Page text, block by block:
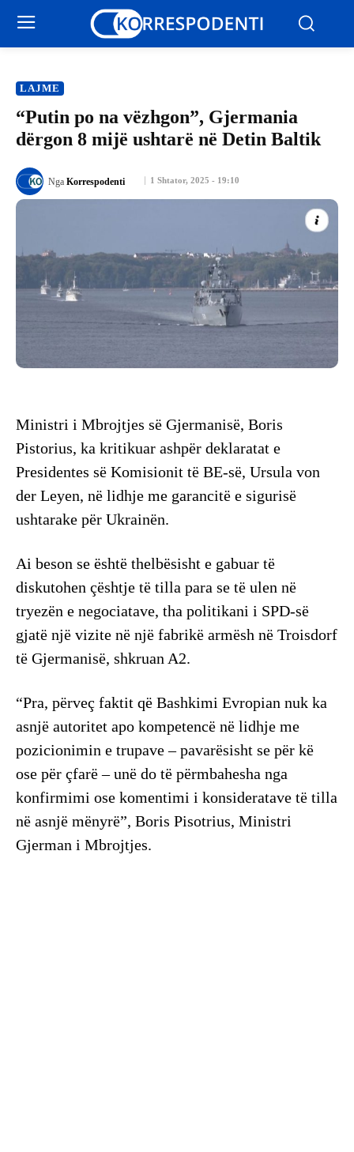
LAJME
“Putin po na vëzhgon”, Gjermania
dërgon 8 mijë ushtarë në Detin Baltik
1 Shtator, 2025 - 19:10
Nga Korrespodenti
Ministri i Mbrojtjes së Gjermanisë, Boris
Pistorius, ka kritikuar ashpër deklaratat e
Presidentes së Komisionit të BE-së, Ursula von
der Leyen, në lidhje me garancitë e sigurisë
ushtarake për Ukrainën.
Ai beson se është thelbësisht e gabuar të
diskutohen çështje të tilla para se të ulen në
tryezën e negociatave, tha politikani i SPD-së
gjatë një vizite në një fabrikë armësh në Troisdorf
të Gjermanisë, shkruan A2.
“Pra, përveç faktit që Bashkimi Evropian nuk ka
asnjë autoritet apo kompetencë në lidhje me
pozicionimin e trupave – pavarësisht se për kë
ose për çfarë – unë do të përmbahesha nga
konfirmimi ose komentimi i konsideratave të tilla
në asnjë mënyrë”, Boris Pisotrius, Ministri
Gjerman i Mbrojtjes.